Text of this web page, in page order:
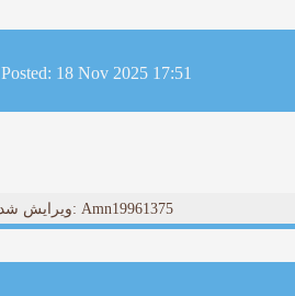
Posted: 18 Nov 2025 17:51
ویرایش شده توسط: Amn19961375